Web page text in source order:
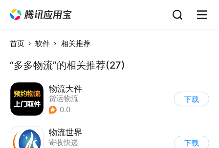
首页 软件 相关推荐
“多多物流”的相关推荐(27)
物流大件
货运物流
0.0
下载
物流世界
寄收快递
下载